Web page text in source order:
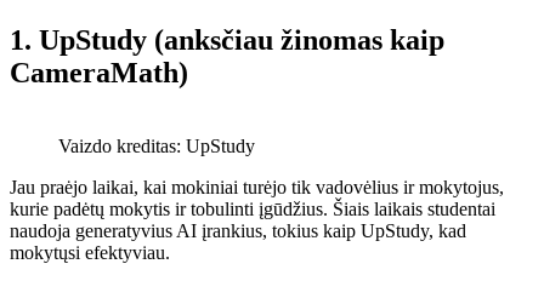
1. UpStudy (anksčiau žinomas kaip
CameraMath)
Vaizdo kreditas: UpStudy
Jau praėjo laikai, kai mokiniai turėjo tik vadovėlius ir mokytojus,
kurie padėtų mokytis ir tobulinti įgūdžius. Šiais laikais studentai
naudoja generatyvius AI įrankius, tokius kaip UpStudy, kad
mokytųsi efektyviau.